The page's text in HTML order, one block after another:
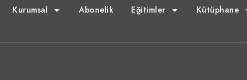
Kurumsal Abonelik Eğitimler Kütüphane